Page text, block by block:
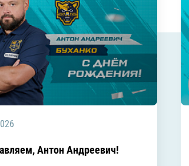
Антон Андреевич!